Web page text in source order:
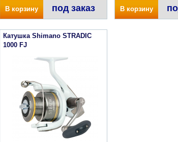
В корзину под заказ В корзину
Катушка Shimano STRADIC
1000 FJ